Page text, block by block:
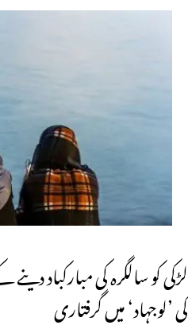
لڑکی کو سالگرہ کی مبارکباد
کی ’لوجہاد‘ میں گرفتاری